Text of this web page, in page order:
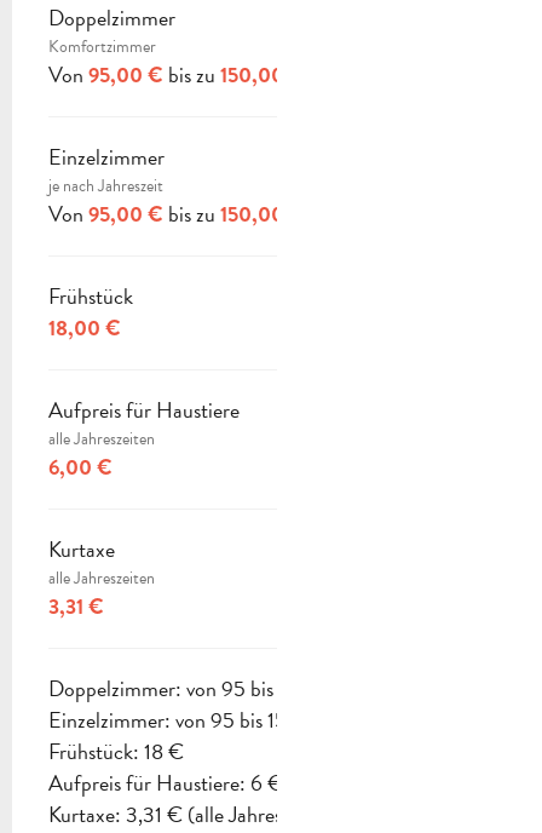
PREISE 2026
Doppelzimmer
Komfortzimmer
Von 95,00 € bis zu 150,00 €
Einzelzimmer
je nach Jahreszeit
Von 95,00 € bis zu 150,00 €
Frühstück
18,00 €
Aufpreis für Haustiere
alle Jahreszeiten
6,00 €
Kurtaxe
alle Jahreszeiten
3,31 €
Doppelzimmer: von 95 bis 150 € (Komfortzimmer)
Einzelzimmer: von 95 bis 150 € (je nach Jahreszeit)
Frühstück: 18 €
Aufpreis für Haustiere: 6 € (alle Jahreszeiten)
Kurtaxe: 3,31 € (alle Jahreszeiten).